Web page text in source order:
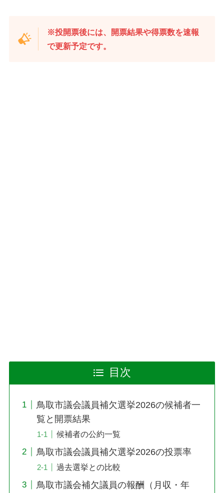
※投開票後には、開票結果や得票数を速報
で更新予定です。
目次
鳥取市議会議員補欠選挙2026の候補者一
覧と開票結果
候補者の公約一覧
鳥取市議会議員補欠選挙2026の投票率
過去選挙との比較
鳥取市議会補欠議員の報酬（月収・年